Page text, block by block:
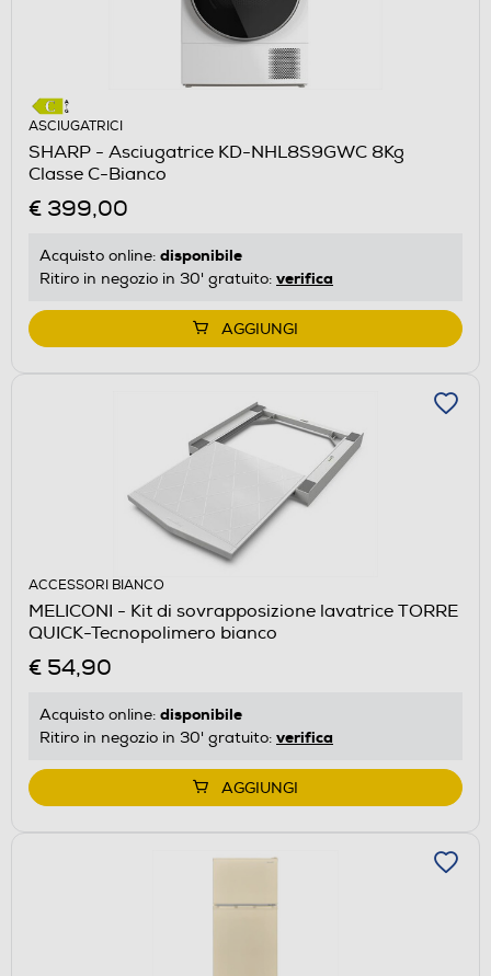
ASCIUGATRICI
SHARP - Asciugatrice KD-NHL8S9GWC 8Kg
Classe C-Bianco
€ 399,00
Acquisto online: disponibile
Ritiro in negozio in 30' gratuito: verifica
AGGIUNGI
ACCESSORI BIANCO
MELICONI - Kit di sovrapposizione lavatrice TORRE
QUICK-Tecnopolimero bianco
€ 54,90
Acquisto online: disponibile
Ritiro in negozio in 30' gratuito: verifica
AGGIUNGI